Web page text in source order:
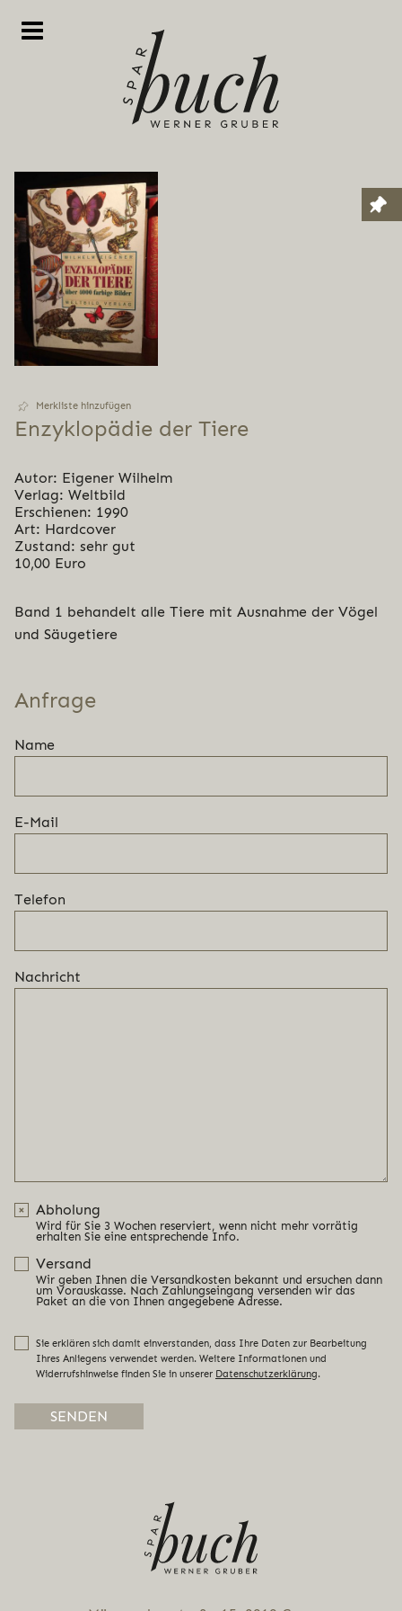
Merkliste hinzufügen
Enzy­klo­pä­die der Tiere
Autor: Eigener Wilhelm
Verlag: Weltbild
Erschienen: 1990
Art: Hardcover
Zustand: sehr gut
10,00 Euro
Band 1 behandelt alle Tiere mit Ausnahme der Vögel
und Säugetiere
Anfrage
Name
E-Mail
Telefon
Nachricht
Abholung
Wird für Sie 3 Wochen reserviert, wenn nicht mehr vorrätig
erhalten Sie eine entsprechende Info.
Versand
Wir geben Ihnen die Versandkosten bekannt und ersuchen dann
um Vorauskasse. Nach Zahlungseingang versenden wir das
Paket an die von Ihnen angegebene Adresse.
Sie erklären sich damit einverstanden, dass Ihre Daten zur Bearbeitung
Ihres Anliegens verwendet werden. Weitere Informationen und
Widerrufshinweise finden Sie in unserer Datenschutzerklärung.